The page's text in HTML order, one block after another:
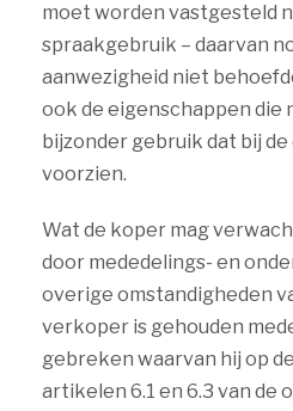
moet worden vastgesteld
spraakgebruik – daarvan
aanwezigheid niet
ook de eigenschappen die
bijzonder gebruik dat bij
voorzien.
Wat de koper mag
door mededelings- en
overige omstandigheden
verkoper is gehouden
gebreken waarvan hij op
artikelen 6.1 en 6.3 van de